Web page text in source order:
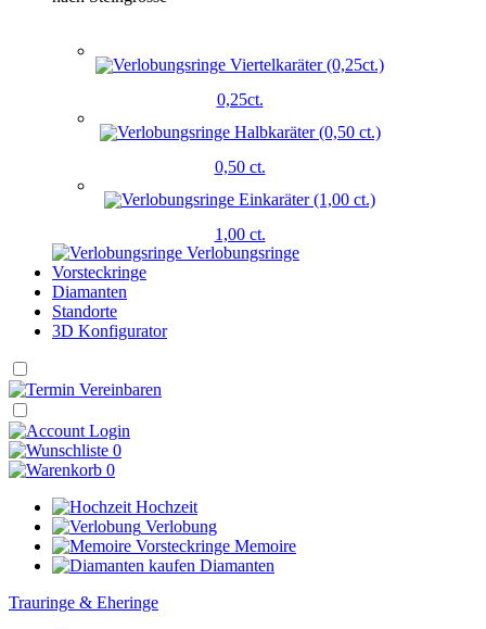
0,25ct.
0,50 ct.
1,00 ct.
Verlobungsringe
Vorsteckringe
Diamanten
Standorte
3D Konfigurator
Login
0
0
Hochzeit
Verlobung
Memoire
Diamanten
Trauringe & Eheringe